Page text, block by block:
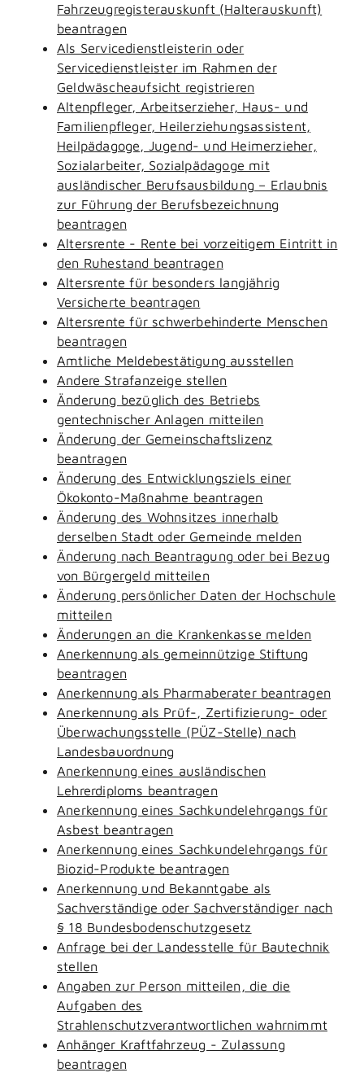
Fahrzeugregisterauskunft (Halterauskunft)
beantragen
Als Servicedienstleisterin oder
Servicedienstleister im Rahmen der
Geldwäscheaufsicht registrieren
Altenpfleger, Arbeitserzieher, Haus- und
Familienpfleger, Heilerziehungsassistent,
Heilpädagoge, Jugend- und Heimerzieher,
Sozialarbeiter, Sozialpädagoge mit
ausländischer Berufsausbildung – Erlaubnis
zur Führung der Berufsbezeichnung
beantragen
Altersrente - Rente bei vorzeitigem Eintritt in
den Ruhestand beantragen
Altersrente für besonders langjährig
Versicherte beantragen
Altersrente für schwerbehinderte Menschen
beantragen
Amtliche Meldebestätigung ausstellen
Andere Strafanzeige stellen
Änderung bezüglich des Betriebs
gentechnischer Anlagen mitteilen
Änderung der Gemeinschaftslizenz
beantragen
Änderung des Entwicklungsziels einer
Ökokonto-Maßnahme beantragen
Änderung des Wohnsitzes innerhalb
derselben Stadt oder Gemeinde melden
Änderung nach Beantragung oder bei Bezug
von Bürgergeld mitteilen
Änderung persönlicher Daten der Hochschule
mitteilen
Änderungen an die Krankenkasse melden
Anerkennung als gemeinnützige Stiftung
beantragen
Anerkennung als Pharmaberater beantragen
Anerkennung als Prüf-, Zertifizierung- oder
Überwachungsstelle (PÜZ-Stelle) nach
Landesbauordnung
Anerkennung eines ausländischen
Lehrerdiploms beantragen
Anerkennung eines Sachkundelehrgangs für
Asbest beantragen
Anerkennung eines Sachkundelehrgangs für
Biozid-Produkte beantragen
Anerkennung und Bekanntgabe als
Sachverständige oder Sachverständiger nach
§ 18 Bundesbodenschutzgesetz
Anfrage bei der Landesstelle für Bautechnik
stellen
Angaben zur Person mitteilen, die die
Aufgaben des
Strahlenschutzverantwortlichen wahrnimmt
Anhänger Kraftfahrzeug - Zulassung
beantragen